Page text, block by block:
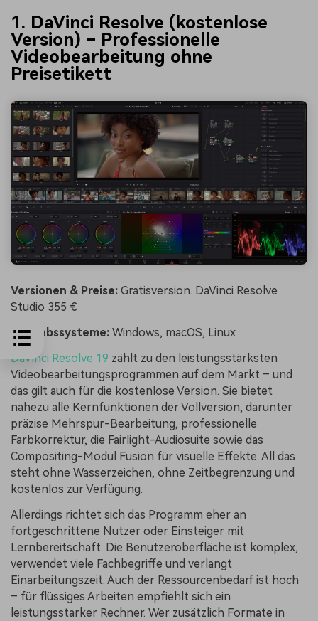
1. DaVinci Resolve (kostenlose
Version) – Professionelle
Videobearbeitung ohne
Preisetikett
Versionen & Preise: Gratisversion. DaVinci Resolve
Studio 355 €
Betriebssysteme: Windows, macOS, Linux
DaVinci Resolve 19 zählt zu den leistungsstärksten
Videobearbeitungsprogrammen auf dem Markt – und
das gilt auch für die kostenlose Version. Sie bietet
nahezu alle Kernfunktionen der Vollversion, darunter
präzise Mehrspur-Bearbeitung, professionelle
Farbkorrektur, die Fairlight-Audiosuite sowie das
Compositing-Modul Fusion für visuelle Effekte. All das
steht ohne Wasserzeichen, ohne Zeitbegrenzung und
kostenlos zur Verfügung.
Allerdings richtet sich das Programm eher an
fortgeschrittene Nutzer oder Einsteiger mit
Lernbereitschaft. Die Benutzeroberfläche ist komplex,
verwendet viele Fachbegriffe und verlangt
Einarbeitungszeit. Auch der Ressourcenbedarf ist hoch
– für flüssiges Arbeiten empfiehlt sich ein
leistungsstarker Rechner. Wer zusätzlich Formate in